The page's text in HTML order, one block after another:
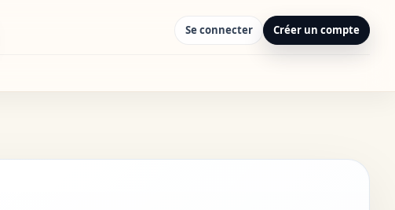
Se connecter Créer un compte